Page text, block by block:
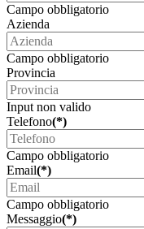
Campo obbligatorio
Azienda
Campo obbligatorio
Provincia
Input non valido
Telefono(*)
Campo obbligatorio
Email(*)
Campo obbligatorio
Messaggio(*)